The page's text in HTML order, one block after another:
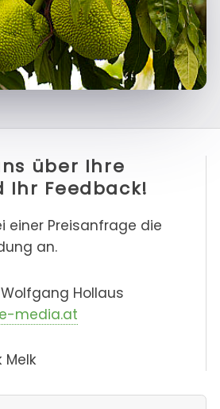
über Ihre
Ihr Feedback!
einer Preisanfrage die
an.
Hollaus
media.at
Melk